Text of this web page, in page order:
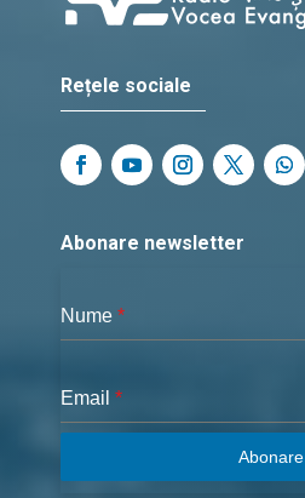
Rețele sociale
Abonare newsletter
Nume *
Email *
Abonare